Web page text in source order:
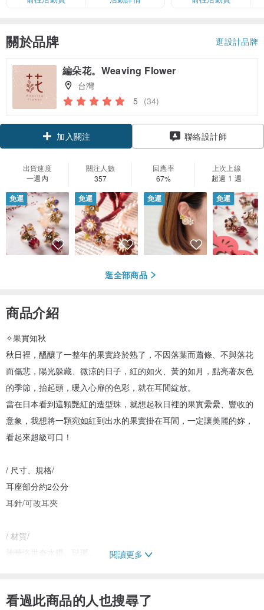
卡」結帳）
關於品牌 逛設計品牌
編朵花。Weaving Flower
台灣
5 (34)
加入關注 聯絡設計師
出貨速度
一週內
關注人數
357
回應率
67%
上次上線
超過 1 週
免運 免運 免運 免運
逛全部商品
商品介紹
✧果實知秋
秋日裡，醞釀了一整年的果實終於熟了，不因落葉而蕭條、不與落花
而傷悲，陽光躲藏、微涼的日子，紅的如火、黃的如月，點亮著灰色
的季節，抬起頭，暖入心扉的色彩，就在耳間綻放。
當在日本看到這顆艷紅的造型珠，就想起秋日裡的果實纍纍、豐收的
意象，我想將一顆宛如紅到出水的果實掛在耳間，一定讓美麗的妳，
看起來超級可口！
/ 尺寸、規格/
耳座部分約2公分
耳針/可改耳夾
/ 材質/
施華洛世奇水鑽、琺瑯。
△耳環屬於衛生商品，請原諒不接受退換貨。如遇寄送上的撞傷及損
閱讀更多
看過此商品的人也搜尋了